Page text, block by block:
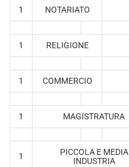
1 NOTARIATO
1 RELIGIONE
1 COMMERCIO
1 MAGISTRATURA
1
PICCOLA E MEDIA
INDUSTRIA